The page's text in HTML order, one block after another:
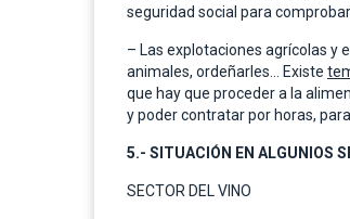
seguridad social para
– Las explotaciones agrícolas y
animales, ordeñarles… Existe
que hay que proceder a la
y poder contratar por horas,
5.- SITUACIÓN EN ALGUNIOS
SECTOR DEL VINO